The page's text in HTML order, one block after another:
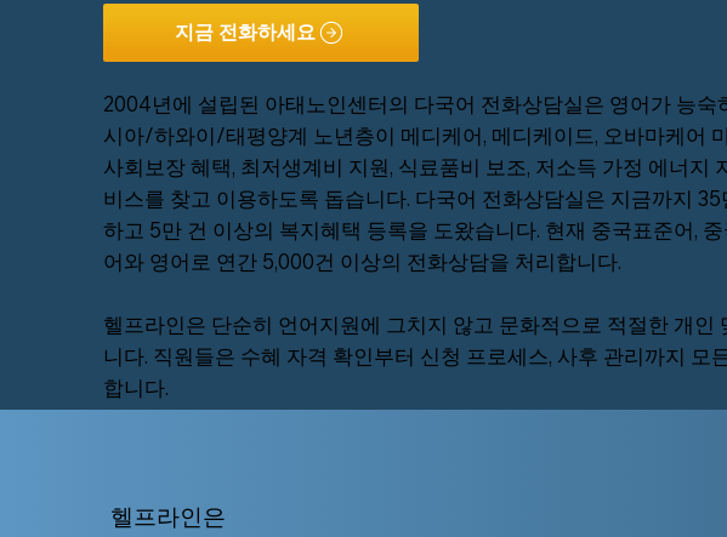
2004년에 설립된 아태노인센터의 다국어 전화상담실은 영어가 능숙
시아/하와이/태평양계 노년층이 메디케어, 메디케이드, 오바마케어
사회보장 혜택, 최저생계비 지원, 식료품비 보조, 저소득 가정 에너지
비스를 찾고 이용하도록 돕습니다. 다국어 전화상담실은 지금까지
하고 5만 건 이상의 복지혜택 등록을 도왔습니다. 현재 중국표준어,
어와 영어로 연간 5,000건 이상의 전화상담을 처리합니다.
헬프라인은 단순히 언어지원에 그치지 않고 문화적으로 적절한 개인
니다. 직원들은 수혜 자격 확인부터 신청 프로세스, 사후 관리까지 모
합니다.
헬프라인은